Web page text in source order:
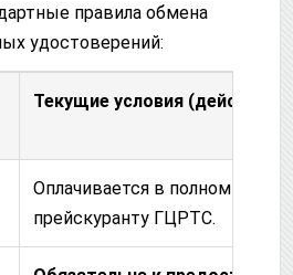
правила обмена
удостоверений:
Текущие условия
Оплачивается в полном
прейскуранту ГЦРТС.